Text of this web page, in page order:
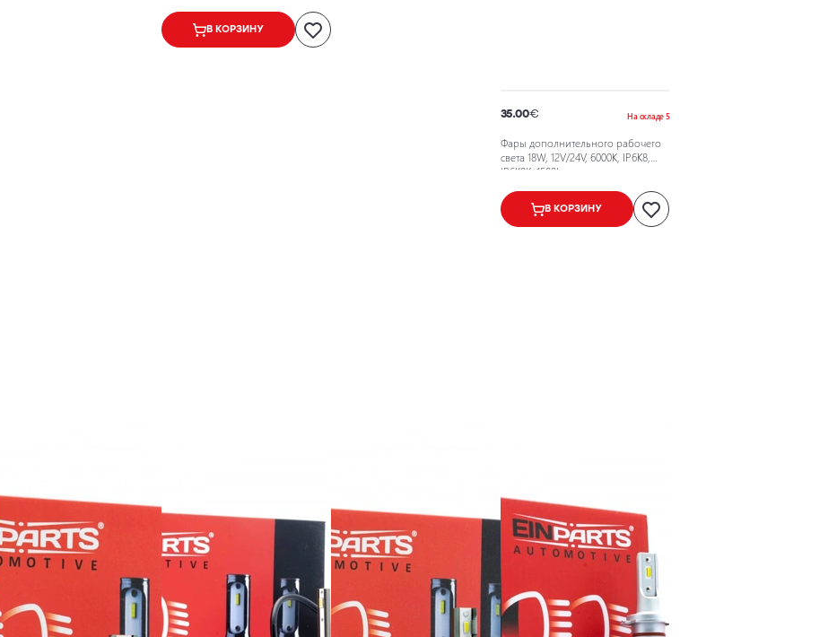
В КОРЗИНУ
35.00€ На складе 5
Фары дополнительного рабочего
света 18W, 12V/24V, 6000K, IP6K8,
IP6K9K, 1500Lm
В КОРЗИНУ